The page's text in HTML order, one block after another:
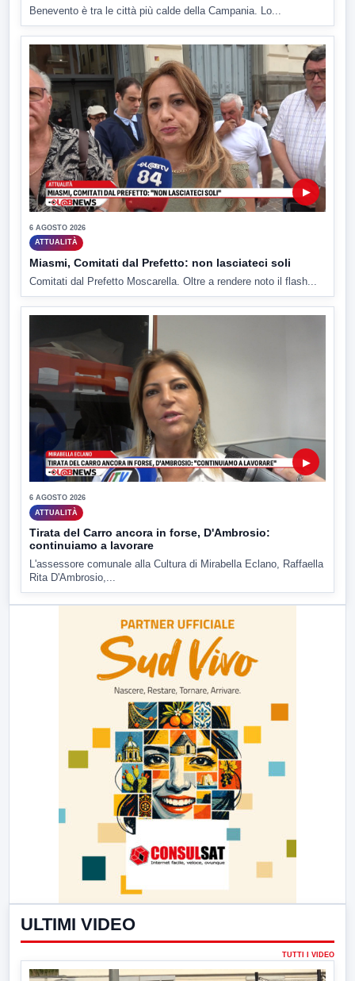
Benevento è tra le città più calde della Campania. Lo...
▶
6 AGOSTO 2026
ATTUALITÀ
Miasmi, Comitati dal Prefetto: non lasciateci soli
Comitati dal Prefetto Moscarella. Oltre a rendere noto il flash...
▶
6 AGOSTO 2026
ATTUALITÀ
Tirata del Carro ancora in forse, D'Ambrosio:
continuiamo a lavorare
L'assessore comunale alla Cultura di Mirabella Eclano, Raffaella
Rita D'Ambrosio,...
ULTIMI VIDEO
TUTTI I VIDEO